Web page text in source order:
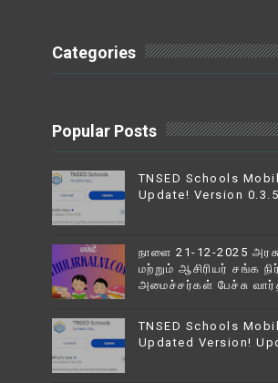
Categories
Popular Posts
TNSED Schools
Update! Version 0.3.5
நாளை 21-12-2025
மற்றும் ஆசிரியர் சங்க
அமைச்சர்கள் பேச்சு
TNSED Schools
Updated Version!